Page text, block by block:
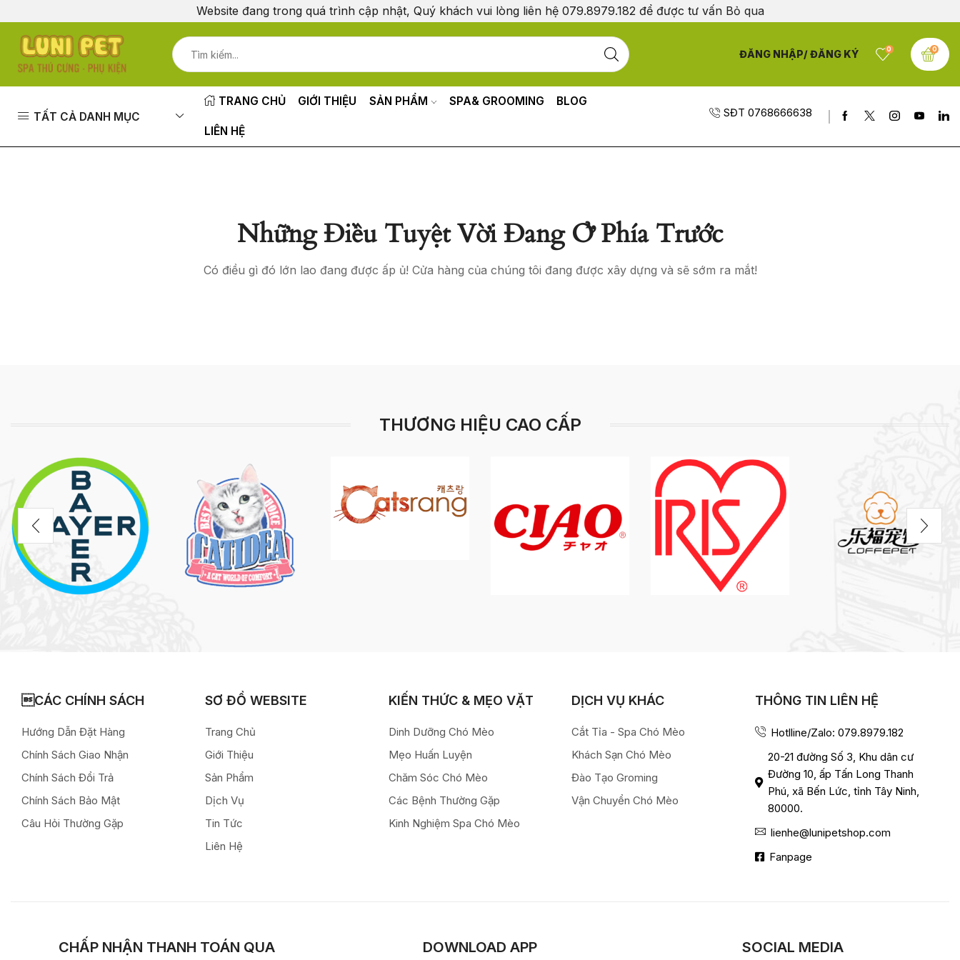
Website đang trong quá trình cập nhật, Quý khách vui lòng liên hệ 079.8979.182 để được tư vấn Bỏ qua
ĐĂNG NHẬP/ ĐĂNG KÝ 0 0
TẤT CẢ DANH MỤC
TRANG CHỦ GIỚI THIỆU SẢN PHẨM SPA& GROOMING BLOG
LIÊN HỆ
SĐT 0768666638
Những Điều Tuyệt Vời Đang Ở Phía Trước
Có điều gì đó lớn lao đang được ấp ủ! Cửa hàng của chúng tôi đang được xây dựng và sẽ sớm ra mắt!
THƯƠNG HIỆU CAO CẤP
CÁC CHÍNH SÁCH
Hướng Dẫn Đặt Hàng
Chính Sách Giao Nhận
Chính Sách Đổi Trả
Chính Sách Bảo Mật
Câu Hỏi Thường Gặp
SƠ ĐỒ WEBSITE
Trang Chủ
Giới Thiệu
Sản Phẩm
Dịch Vụ
Tin Tức
Liên Hệ
KIẾN THỨC & MẸO VẶT
Dinh Dưỡng Chó Mèo
Mẹo Huấn Luyện
Chăm Sóc Chó Mèo
Các Bệnh Thường Gặp
Kinh Nghiệm Spa Chó Mèo
DỊCH VỤ KHÁC
Cắt Tỉa - Spa Chó Mèo
Khách Sạn Chó Mèo
Đào Tạo Groming
Vận Chuyển Chó Mèo
THÔNG TIN LIÊN HỆ
Hotlline/Zalo: 079.8979.182
20-21 đường Số 3, Khu dân cư
Đường 10, ấp Tấn Long Thanh
Phú, xã Bến Lức, tỉnh Tây Ninh,
80000.
lienhe@lunipetshop.com
Fanpage
CHẤP NHẬN THANH TOÁN QUA DOWNLOAD APP SOCIAL MEDIA